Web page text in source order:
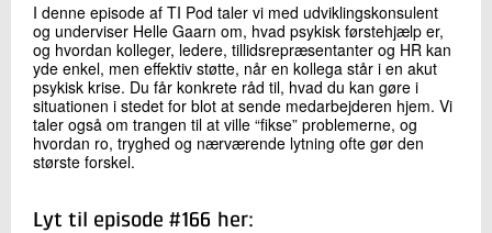
I denne episode af TI Pod taler vi med udviklingskonsulent
og underviser Helle Gaarn om, hvad psykisk førstehjælp er,
og hvordan kolleger, ledere, tillidsrepræsentanter og HR kan
yde enkel, men effektiv støtte, når en kollega står i en akut
psykisk krise. Du får konkrete råd til, hvad du kan gøre i
situationen i stedet for blot at sende medarbejderen hjem. Vi
taler også om trangen til at ville “fikse” problemerne, og
hvordan ro, tryghed og nærværende lytning ofte gør den
største forskel.
Lyt til episode #166 her: